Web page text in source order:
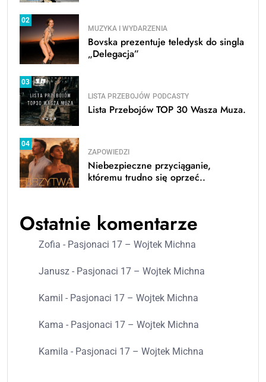
02
MUZYKA I WYDARZENIA
Bovska prezentuje teledysk do singla
„Delegacja”
03
LISTA PRZEBOJÓW PODCASTY
Lista Przebojów TOP 30 Wasza Muza.
04
ZAPOWIEDZI
Niebezpieczne przyciąganie,
któremu trudno się oprzeć..
Ostatnie komentarze
Zofia - Pasjonaci 17 – Wojtek Michna
Janusz - Pasjonaci 17 – Wojtek Michna
Kamil - Pasjonaci 17 – Wojtek Michna
Kama - Pasjonaci 17 – Wojtek Michna
Kamila - Pasjonaci 17 – Wojtek Michna